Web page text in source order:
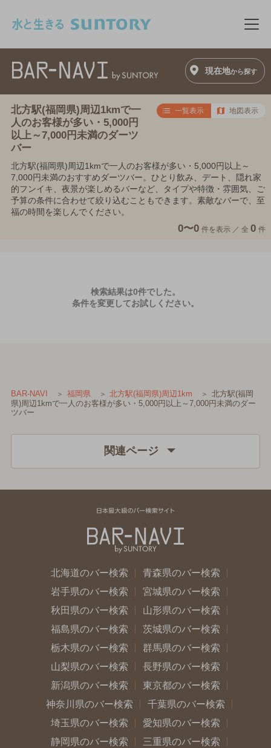
メ
現在地から探す
北方駅(福岡県)周辺1kmで一
人のお客様が多い・5,000円
以上～7,000円未満のダーツ
バー
一覧表示 地図表示
北方駅(福岡県)周辺1kmで一人のお客様が多い・5,000円以上～
7,000円未満のおすすめダーツバー。ひとり飲み、デート、隠れ家
的フンイキ、夜景が楽しめるバーなど、タイプや特徴・雰囲気、ご
予算の条件に合わせて絞り込むこともできます。素敵なバーで、至
福の時間を楽しんでください。
0〜0 件を表示 ／ 全 0 件
検索結果は0件でした。
条件を変更してお試しください。
BAR-NAVI 福岡県 北方駅(福岡県)周辺1km
北方駅(福岡
県)周辺1kmで一人のお客様が多い・5,000円以上～7,000円未満のダー
ツバー
関連ページ
北海道のバー検索
青森県のバー検索
岩手県のバー検索
宮城県のバー検索
秋田県のバー検索
山形県のバー検索
福島県のバー検索
茨城県のバー検索
栃木県のバー検索
群馬県のバー検索
山梨県のバー検索
長野県のバー検索
新潟県のバー検索
東京都のバー検索
神奈川県のバー検索
千葉県のバー検索
埼玉県のバー検索
愛知県のバー検索
静岡県のバー検索
三重県のバー検索